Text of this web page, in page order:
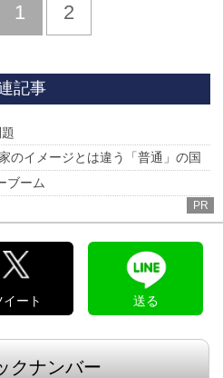
前
1 2
記事
のイメージとは違う「普通」の国
ブーム
PR
イート 送る
クナンバー